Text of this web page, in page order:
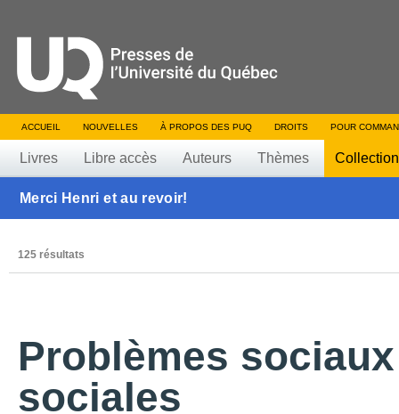
ACCUEIL NOUVELLES À PROPOS DES PUQ DROITS POUR
Livres Libre accès Auteurs Thèmes
Merci Henri et au revoir!
125 résultats
Problèmes
sociales